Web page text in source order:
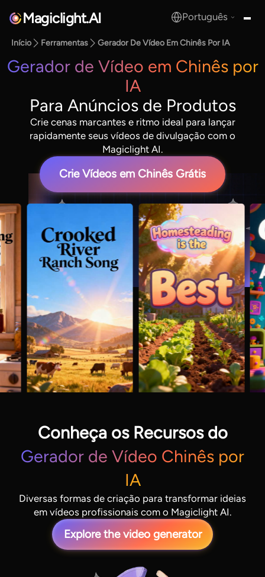
Magiclight.AI Português
Início Ferramentas Gerador De Vídeo Em Chinês Por IA
Gerador de Vídeo em Chinês por
IA
Para Anúncios de Produtos
Crie cenas marcantes e ritmo ideal para lançar
rapidamente seus vídeos de divulgação com o
Magiclight AI.
Crie Vídeos em Chinês Grátis
Conheça os Recursos do
Gerador de Vídeo Chinês por
IA
Diversas formas de criação para transformar ideias
em vídeos profissionais com o Magiclight AI.
Explore the video generator